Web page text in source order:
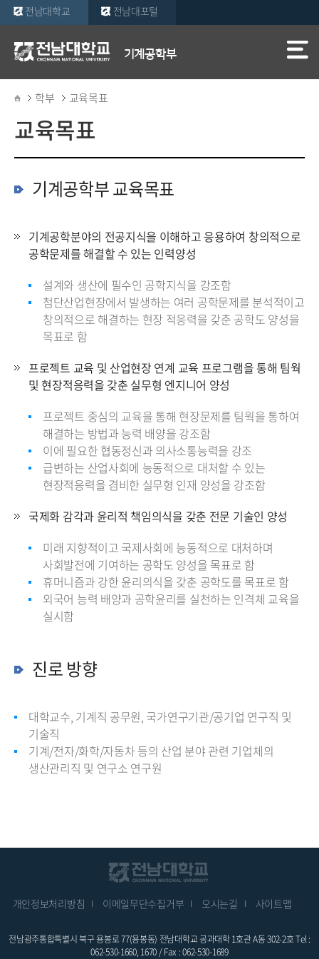
전남대학교 전남대포털
기계공학부
학부 교육목표
교육목표
기계공학부 교육목표
기계공학분야의 전공지식을 이해하고 응용하여 창의적으로
공학문제를 해결할 수 있는 인력양성
설계와 생산에 필수인 공학지식을 강조함
첨단산업현장에서 발생하는 여러 공학문제를 분석적이고
창의적으로 해결하는 현장 적응력을 갖춘 공학도 양성을
목표로 함
프로젝트 교육 및 산업현장 연계 교육 프로그램을 통해 팀웍
및 현장적응력을 갖춘 실무형 엔지니어 양성
프로젝트 중심의 교육을 통해 현장문제를 팀웍을 통하여
해결하는 방법과 능력 배양을 강조함
이에 필요한 협동정신과 의사소통능력을 강조
급변하는 산업사회에 능동적으로 대처할 수 있는
현장적응력을 겸비한 실무형 인재 양성을 강조함
국제화 감각과 윤리적 책임의식을 갖춘 전문 기술인 양성
미래 지향적이고 국제사회에 능동적으로 대처하며
사회발전에 기여하는 공학도 양성을 목표로 함
휴머니즘과 강한 윤리의식을 갖춘 공학도를 목표로 함
외국어 능력 배양과 공학윤리를 실천하는 인격체 교육을
실시함
진로 방향
대학교수, 기계직 공무원, 국가연구기관/공기업 연구직 및
기술직
기계/전자/화학/자동차 등의 산업 분야 관련 기업체의
생산관리직 및 연구소 연구원
개인정보처리방침 이메일무단수집거부 오시는길 사이트맵
전남광주통합특별시 북구 용봉로 77(용봉동) 전남대학교 공과대학 1호관 A동 302-2호 Tel :
062-530-1660, 1670 / Fax : 062-530-1689